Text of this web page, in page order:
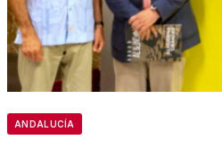
ANDALUCÍA